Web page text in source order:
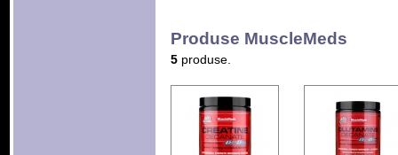
Produse MuscleMeds
5produse.